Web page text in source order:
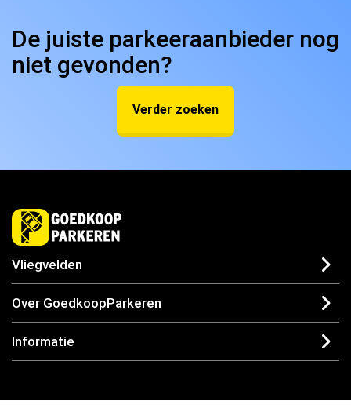
De juiste parkeeraanbieder nog
niet gevonden?
Verder zoeken
Vliegvelden
Over GoedkoopParkeren
Informatie